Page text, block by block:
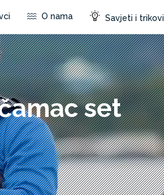
O nama Savjeti i trikovi
set